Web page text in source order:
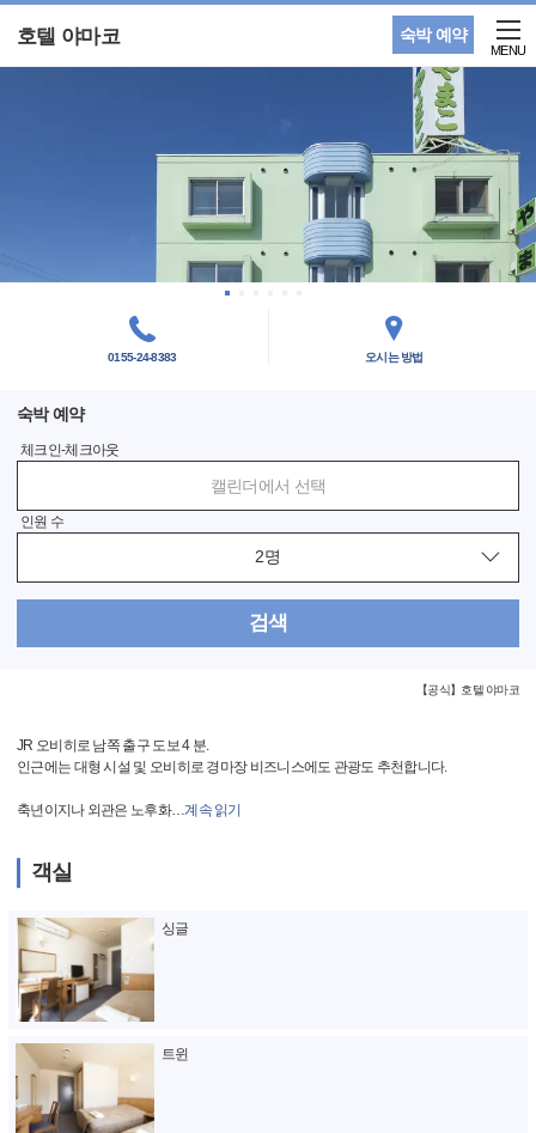
숙박 예약
호텔 야마코
MENU
0155-24-8383 오시는 방법
숙박 예약
체크인-체크아웃
캘린더에서 선택
인원 수
검색
【공식】호텔 야마코
JR 오비히로 남쪽 출구 도보 4 분.
인근에는 대형 시설 및 오비히로 경마장 비즈니스에도 관광도 추천합니다.
축년이지나 외관은 노후화…계속 읽기
객실
싱글
트윈